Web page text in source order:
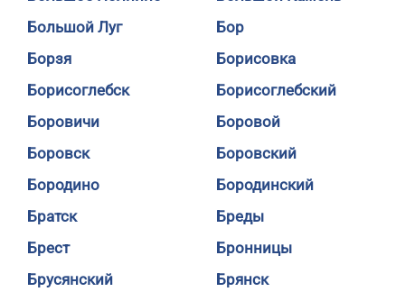
Большой Луг
Бор
Борзя
Борисовка
Борисоглебск
Борисоглебский
Боровичи
Боровой
Боровск
Боровский
Бородино
Бородинский
Братск
Бреды
Брест
Бронницы
Брусянский
Брянск